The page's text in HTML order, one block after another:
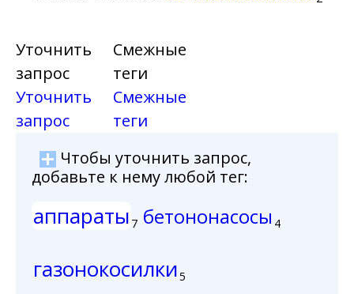
Уточнить
запрос
Уточнить
запрос
Смежные
теги
Смежные
теги
Чтобы уточнить запрос,
добавьте к нему любой тег:
аппараты 7 бетононасосы 4
газонокосилки5